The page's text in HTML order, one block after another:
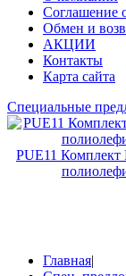
Соглашение
Обмен и
АКЦИИ
Контакты
Карта сайта
Специальные
PUE11 Комплект
Главная|